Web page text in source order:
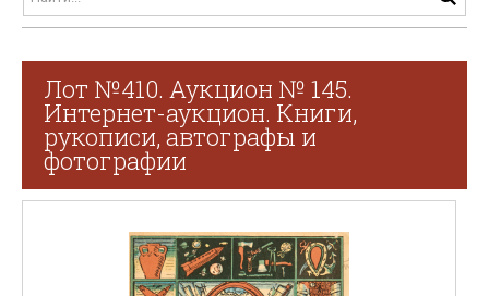
Лот №410. Аукцион № 145.
Интернет-аукцион. Книги,
рукописи, автографы и
фотографии